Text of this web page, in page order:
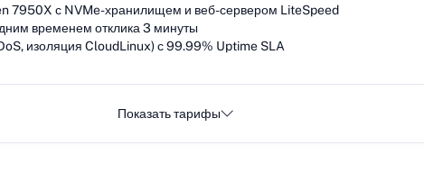
7950X с NVMe-хранилищем и веб-сервером LiteSpeed
временем отклика 3 минуты
изоляция CloudLinux) с 99.99% Uptime SLA
Показать тарифы